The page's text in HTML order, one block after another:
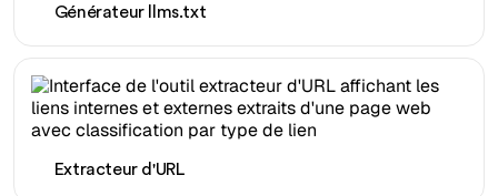
Générateur llms.txt
Extracteur d'URL